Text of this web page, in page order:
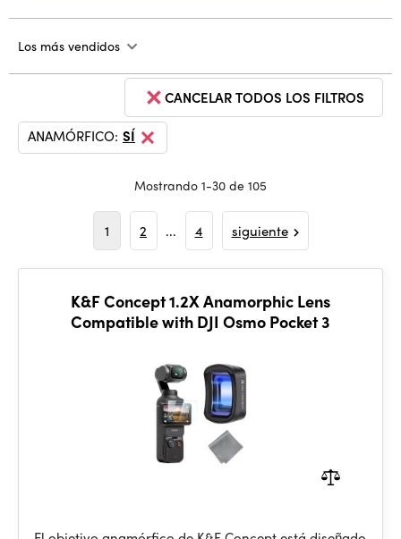
Los más vendidos
CANCELAR TODOS LOS FILTROS
ANAMÓRFICO: SÍ
Mostrando 1-30 de 105
1 2 ... 4 siguiente
K&F Concept 1.2X Anamorphic Lens
Compatible with DJI Osmo Pocket 3